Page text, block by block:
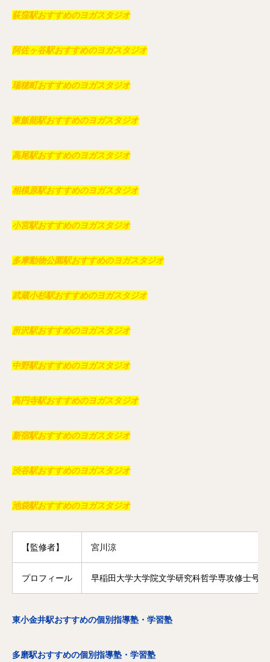
荻窪駅おすすめのヨガスタジオ
阿佐ヶ谷駅おすすめのヨガスタジオ
瑞穂町おすすめのヨガスタジオ
東飯能駅おすすめのヨガスタジオ
高尾駅おすすめのヨガスタジオ
相模原駅おすすめのヨガスタジオ
小宮駅おすすめのヨガスタジオ
多摩動物公園駅おすすめのヨガスタジオ
武蔵小杉駅おすすめのヨガスタジオ
所沢駅おすすめのヨガスタジオ
中野駅おすすめのヨガスタジオ
高円寺駅おすすめのヨガスタジオ
新宿駅おすすめのヨガスタジオ
渋谷駅おすすめのヨガスタジオ
池袋駅おすすめのヨガスタジオ
【監修者】 宮川涼
プロフィール 早稲田大学大学院文学研究科哲学専攻修士号
東小金井駅おすすめの個別指導塾・学習塾
多磨駅おすすめの個別指導塾・学習塾